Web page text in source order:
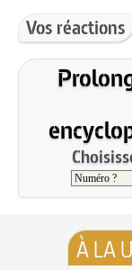
Vos réactions
À LA